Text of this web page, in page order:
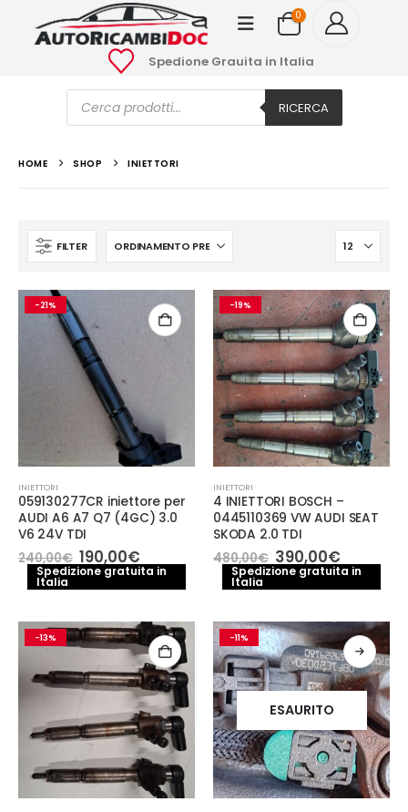
0
Spedione Grauita in Italia
Ricerca
prodotti RICERCA
HOME SHOP INIETTORI
FILTER
-21%
INIETTORI
059130277CR iniettore per
AUDI A6 A7 Q7 (4GC) 3.0
V6 24V TDI
240,00€ Il
prezzo
originale
190,00€Il
prezzo
attuale
Spedizione gratuita in
Italia
-19%
INIETTORI
4 INIETTORI BOSCH –
0445110369 VW AUDI SEAT
SKODA 2.0 TDI
480,00€ Il
prezzo
originale
390,00€Il
prezzo
attuale
Spedizione gratuita in
Italia
-13% -11%
ESAURITO